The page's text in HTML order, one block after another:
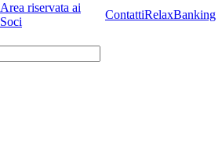
Area riservata ai
Soci
ContattiRelaxBanking